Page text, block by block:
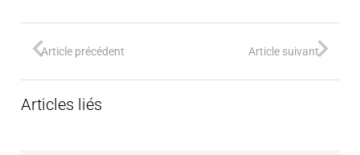
Article précédent Article suivant
Articles liés